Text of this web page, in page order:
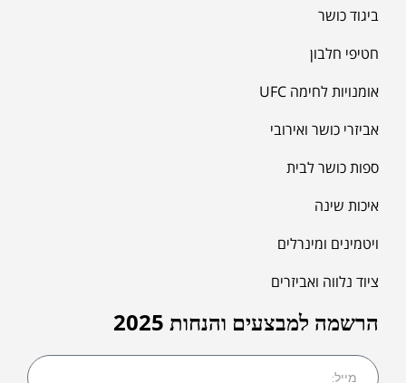
ביגוד כושר
חטיפי חלבון
אומנויות לחימה UFC
אביזרי כושר ואירובי
ספות כושר לבית
איכות שינה
ויטמינים ומינרלים
ציוד נלווה ואביזרים
הרשמה למבצעים והנחות 2025